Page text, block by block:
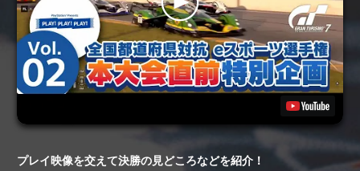
プレイ映像を交えて決勝の見どころなどを紹介！